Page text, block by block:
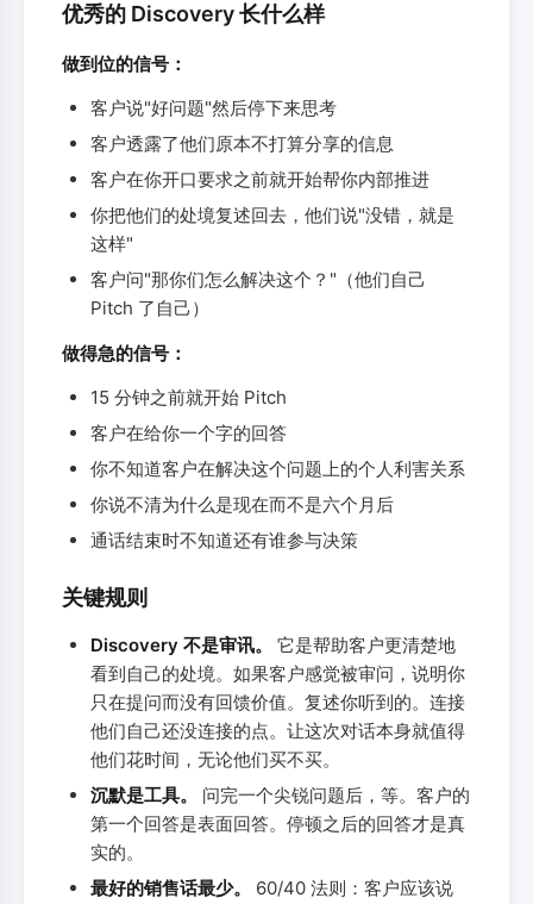
优秀的 Discovery 长什么样
做到位的信号：
客户说"好问题"然后停下来思考
客户透露了他们原本不打算分享的信息
客户在你开口要求之前就开始帮你内部推进
你把他们的处境复述回去，他们说"没错，就是
这样"
客户问"那你们怎么解决这个？"（他们自己
Pitch 了自己）
做得急的信号：
15 分钟之前就开始 Pitch
客户在给你一个字的回答
你不知道客户在解决这个问题上的个人利害关系
你说不清为什么是现在而不是六个月后
通话结束时不知道还有谁参与决策
关键规则
Discovery 不是审讯。
它是帮助客户更清楚地
看到自己的处境。如果客户感觉被审问，说明你
只在提问而没有回馈价值。复述你听到的。连接
他们自己还没连接的点。让这次对话本身就值得
他们花时间，无论他们买不买。
沉默是工具。
问完一个尖锐问题后，等。客户的
第一个回答是表面回答。停顿之后的回答才是真
实的。
最好的销售话最少。
60/40 法则：客户应该说